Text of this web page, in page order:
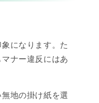
になります。た
ナー違反にはあ
地の掛け紙を選